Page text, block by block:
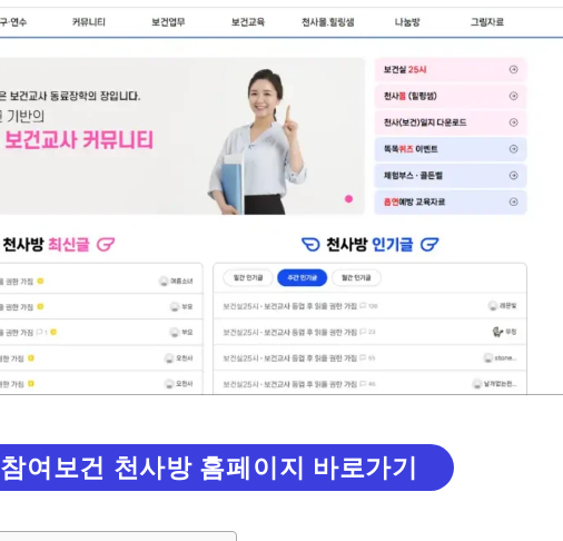
참여보건 천사방 홈페이지 바로가기